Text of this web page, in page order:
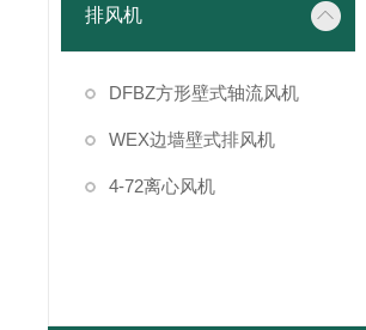
排风机
DFBZ方形壁式轴流风机
WEX边墙壁式排风机
4-72离心风机